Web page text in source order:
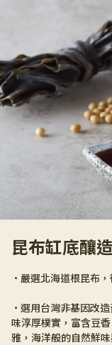
昆布缸底釀
•嚴選北海道根昆布，
•選用台灣非基因改
味淳厚樸實，富含豆
雅，海洋般的自然鮮